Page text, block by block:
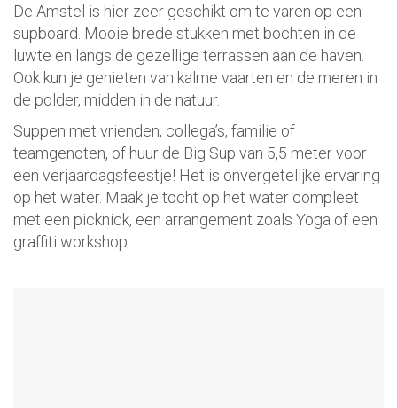
De Amstel is hier zeer geschikt om te varen op een
supboard. Mooie brede stukken met bochten in de
luwte en langs de gezellige terrassen aan de haven.
Ook kun je genieten van kalme vaarten en de meren in
de polder, midden in de natuur.
Suppen met vrienden, collega’s, familie of
teamgenoten, of huur de Big Sup van 5,5 meter voor
een verjaardagsfeestje! Het is onvergetelijke ervaring
op het water. Maak je tocht op het water compleet
met een picknick, een arrangement zoals Yoga of een
graffiti workshop.